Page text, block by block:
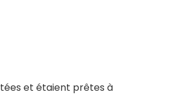
et étaient prêtes à